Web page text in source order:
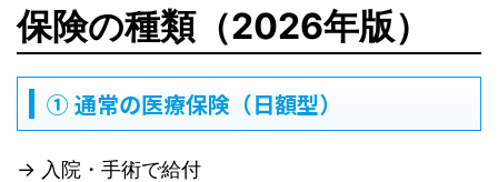
保険の種類（2026年版）
① 通常の医療保険（日額型）
→ 入院・手術で給付